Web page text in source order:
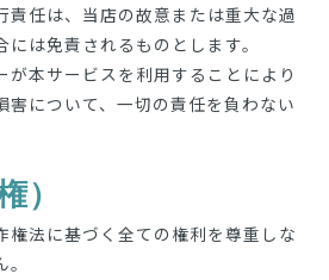
責任は、当店の故意または重大な過
は免責されるものとします。
が本サービスを利用することにより
害について、一切の責任を負わない
）
権法に基づく全ての権利を尊重しな